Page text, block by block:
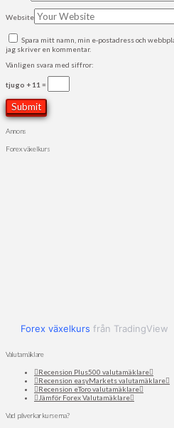
Website
Spara mitt namn, min e-postadress och
jag skriver en kommentar.
Vänligen svara med siffror:
tjugo + 11 =
Annons
Forex växelkurs
Forex växelkurs från TradingView
Valutamäklare
Recension Plus500 valutamäklare
Recension easyMarkets valutamäklare
Recension eToro valutamäklare
Jämför Forex Valutamäklare
Vad påverkar kurserna?